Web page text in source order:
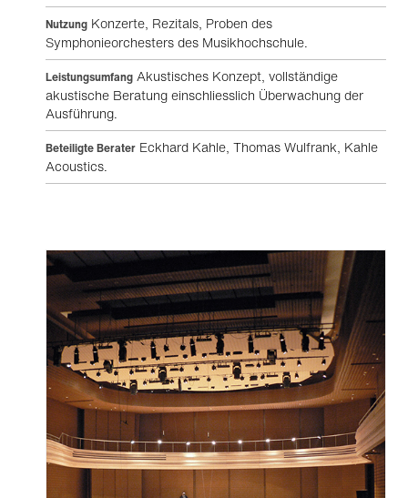
Nutzung Konzerte, Rezitals, Proben des
Symphonieorchesters des Musikhochschule.
Leistungsumfang Akustisches Konzept, vollständige
akustische Beratung einschliesslich Überwachung der
Ausführung.
Beteiligte Berater Eckhard Kahle, Thomas Wulfrank, Kahle
Acoustics.